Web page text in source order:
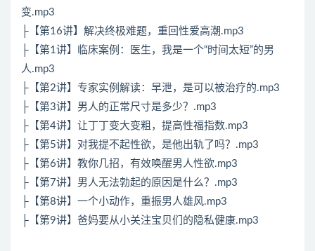
变.mp3
├【第16讲】解决终极难题，重回性爱高潮.mp3
├【第1讲】临床案例：医生，我是一个“时间太短”的男
人.mp3
├【第2讲】专家实例解读：早泄，是可以被治疗的.mp3
├【第3讲】男人的正常尺寸是多少？.mp3
├【第4讲】让丁丁变大变粗，提高性福指数.mp3
├【第5讲】对我提不起性欲，是他出轨了吗？.mp3
├【第6讲】教你几招，有效唤醒男人性欲.mp3
├【第7讲】男人无法勃起的原因是什么？.mp3
├【第8讲】一个小动作，重振男人雄风.mp3
├【第9讲】爸妈要从小关注宝贝们的隐私健康.mp3